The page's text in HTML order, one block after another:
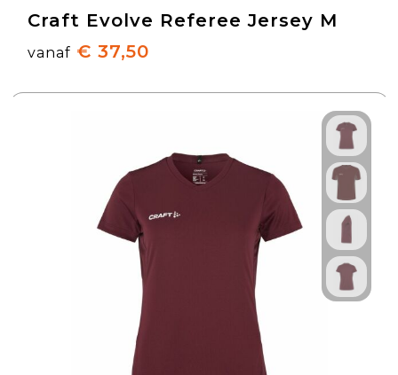
Craft Evolve Referee Jersey M
vanaf € 37,50